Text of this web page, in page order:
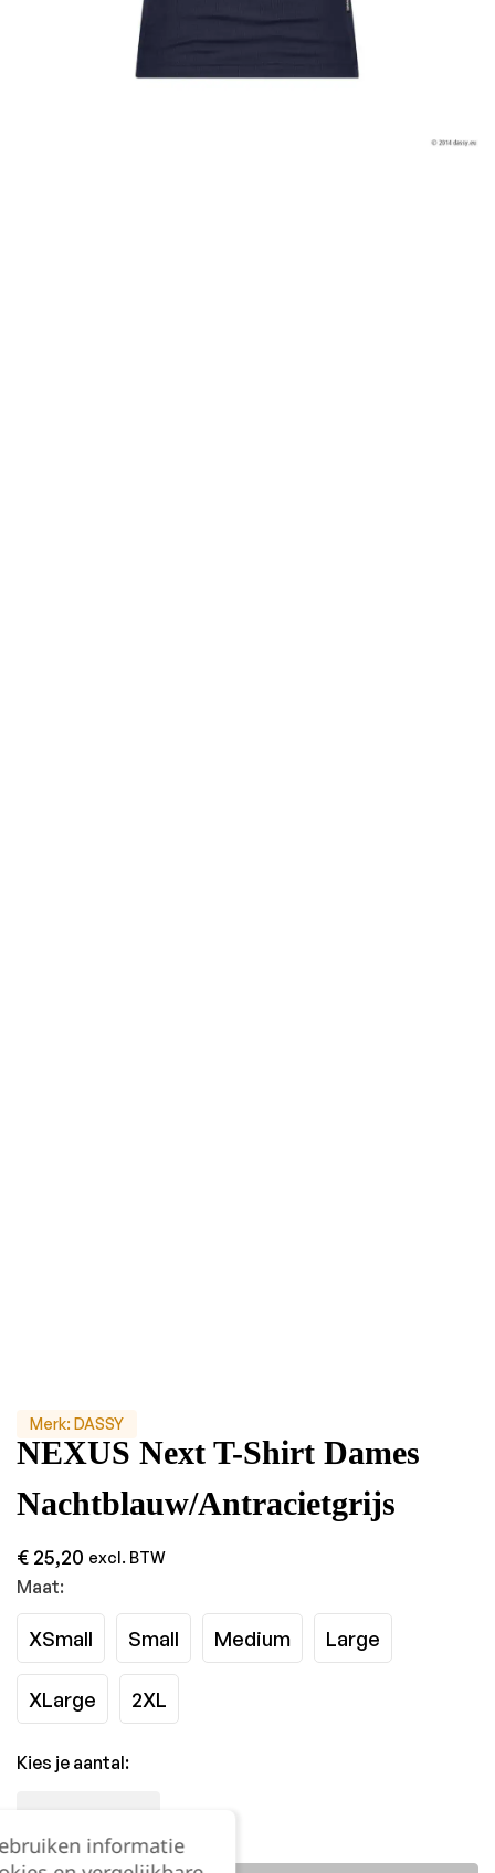
Merk: DASSY
NEXUS Next T-Shirt Dames
Nachtblauw/Antracietgrijs
€ 25,20 excl. BTW
Maat:
XSmall Small Medium Large
XLarge 2XL
Kies je aantal:
informatie